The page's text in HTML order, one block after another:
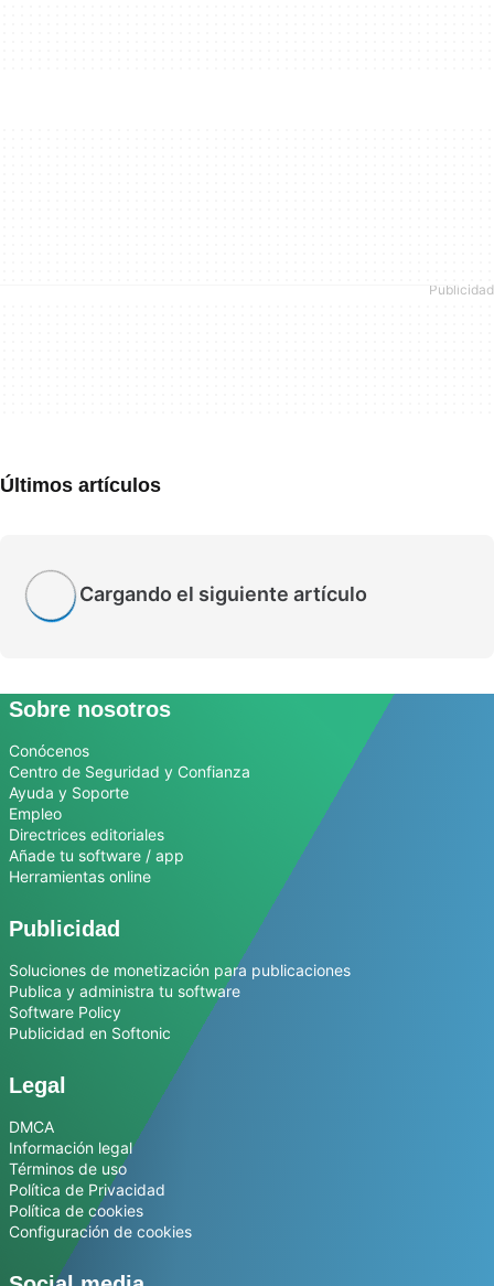
Últimos artículos
Cargando el siguiente artículo
Sobre nosotros
Conócenos
Centro de Seguridad y Confianza
Ayuda y Soporte
Empleo
Directrices editoriales
Añade tu software / app
Herramientas online
Publicidad
Soluciones de monetización para publicaciones
Publica y administra tu software
Software Policy
Publicidad en Softonic
Legal
DMCA
Información legal
Términos de uso
Política de Privacidad
Política de cookies
Configuración de cookies